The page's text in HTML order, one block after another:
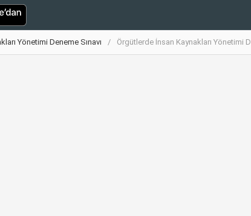
Yönetimi Deneme Sınavı Örgütlerde İnsan Kaynakları Yönetimi